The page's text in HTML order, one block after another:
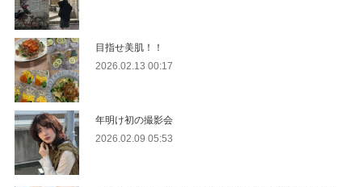
目指せ美肌！！
2026.02.13 00:17
年明け初の撮影会
2026.02.09 05:53